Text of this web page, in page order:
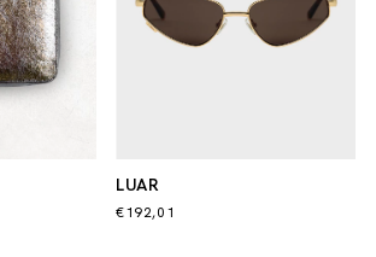
LUAR
€192,01